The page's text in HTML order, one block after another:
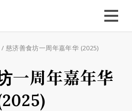
/ 慈济善食坊一周年嘉年华 (2025)
一周年嘉年华